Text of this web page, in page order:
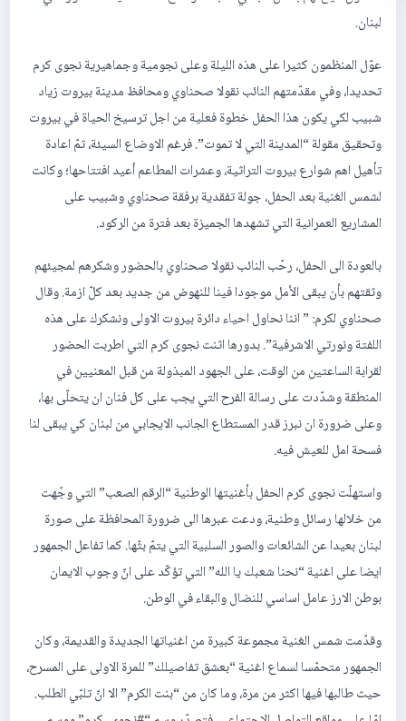
لبنان.
عوّل المنظمون كثيرا على هذه الليلة وعلى نجومية وجماهيرية نجوى كرم
تحديدا، وفي مقدّمتهم النائب نقولا صحناوي ومحافظ مدينة بيروت زياد
شبيب لكي يكون هذا الحفل خطوة فعلية من اجل ترسيخ الحياة في بيروت
وتحقيق مقولة “المدينة التي لا تموت”. فرغم الاوضاع السيئة، تمّ اعادة
تأهيل اهم شوارع بيروت التراثية، وعشرات المطاعم اُعيد افتتاحها؛ وكانت
لشمس الغنية بعد الحفل، جولة تفقدية برفقة صحناوي وشبيب على
المشاريع العمرانية التي تشهدها الجميزة بعد فترة من الركود.
بالعودة الى الحفل، رحّب النائب نقولا صحناوي بالحضور وشكرهم لمجيئهم
وثقتهم بأن يبقى الأمل موجودا فينا للنهوض من جديد بعد كلّ ازمة. وقال
صحناوي لكرم: ” اننا نحاول احياء دائرة بيروت الاولى ونشكرك على هذه
اللفتة ونورتي الاشرفية”. بدورها اثنت نجوى كرم التي اطربت الحضور
لقرابة الساعتين من الوقت، على الجهود المبذولة من قبل المعنيين في
المنطقة وشدّدت على رسالة الفرح التي يجب على كل فنان ان يتحلّى بها،
وعلى ضرورة ان نبرز قدر المستطاع الجانب الايجابي من لبنان كي يبقى لنا
فسحة امل للعيش فيه.
واستهلّت نجوى كرم الحفل بأغنيتها الوطنية “الرقم الصعب” التي وجّهت
من خلالها رسائل وطنية، ودعت عبرها الى ضرورة المحافظة على صورة
لبنان بعيدا عن الشائعات والصور السلبية التي يتمّ بثّها. كما تفاعل الجمهور
ايضا على اغنية “نحنا شعبك يا الله” التي تؤكّد على انّ وجوب الايمان
بوطن الارز عامل اساسي للنضال والبقاء في الوطن.
وقدّمت شمس الغنية مجموعة كبيرة من اغنياتها الجديدة والقديمة، وكان
الجمهور متحمّسا لسماع اغنية “بعشق تفاصيلك” للمرة الاولى على المسرح،
حيث طالبها فيها اكثر من مرة، وما كان من “بنت الكرم” الا انّ تلبّي الطلب.